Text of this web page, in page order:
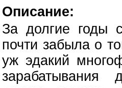
Описание:
За долгие годы
почти забыла о
уж эдакий
зарабатывания